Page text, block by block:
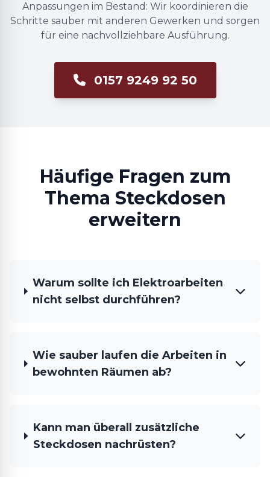
Anpassungen im Bestand: Wir koordinieren die
Schritte sauber mit anderen Gewerken und sorgen
für eine nachvollziehbare Ausführung.
0157 9249 92 50
Häufige Fragen zum
Thema Steckdosen
erweitern
Warum sollte ich Elektroarbeiten
nicht selbst durchführen?
Wie sauber laufen die Arbeiten in
bewohnten Räumen ab?
Kann man überall zusätzliche
Steckdosen nachrüsten?